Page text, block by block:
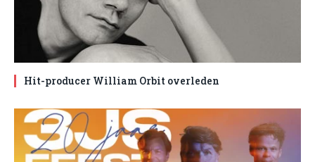
Hit-producer William Orbit overleden